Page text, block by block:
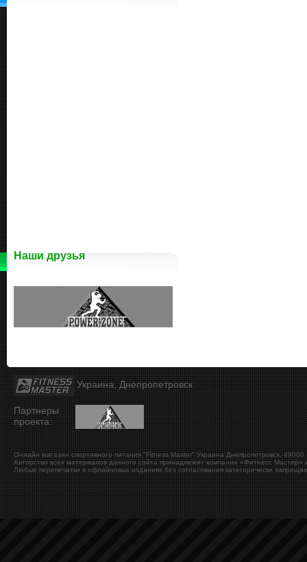
Наши друзья
Украина, Днепропетровск
Партнеры
проекта:
Онлайн магазин спортивного питания "Fitness Master" Украина Днепропетровск 49000
Авторство всех материалов данного сайта принадлежит компании «Фитнесс Мастер»
Любые перепечатки в офлайновых изданиях без согласования категорически